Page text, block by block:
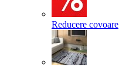
Reducere covoare